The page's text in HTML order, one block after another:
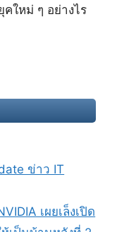
ใหม่ ๆ อย่างไร
ข่าว IT
เผยเล็งเปิด